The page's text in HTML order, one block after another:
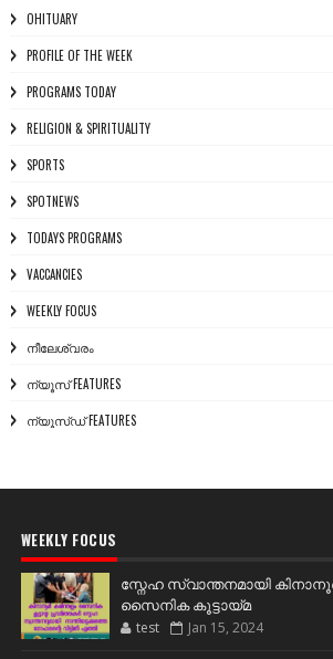
OHITUARY
PROFILE OF THE WEEK
PROGRAMS TODAY
RELIGION & SPIRITUALITY
SPORTS
SPOTNEWS
TODAYS PROGRAMS
VACCANCIES
WEEKLY FOCUS
നീലേശ്വരം
ന്യൂസ് FEATURES
ന്യൂസ്ഡ് FEATURES
WEEKLY FOCUS
സ്നേഹ സ്വാന്തനമായി
സൈനിക കൂട്ടായ്മ
test Jan 15, 2024